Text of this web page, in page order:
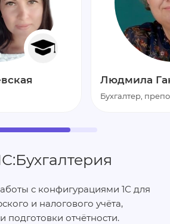
Людмила
Бухгалтер,
с конфигурациями 1С для
и налогового учёта,
подготовки отчётности.